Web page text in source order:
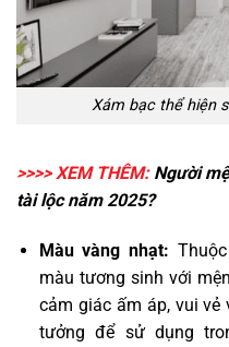
Xám bạc thể hiện
>>>> XEM THÊM:Người
tài lộc năm 2025?
Màu vàng nhạt:
màu tương sinh với
cảm giác ấm áp, vui
tưởng để sử dụng